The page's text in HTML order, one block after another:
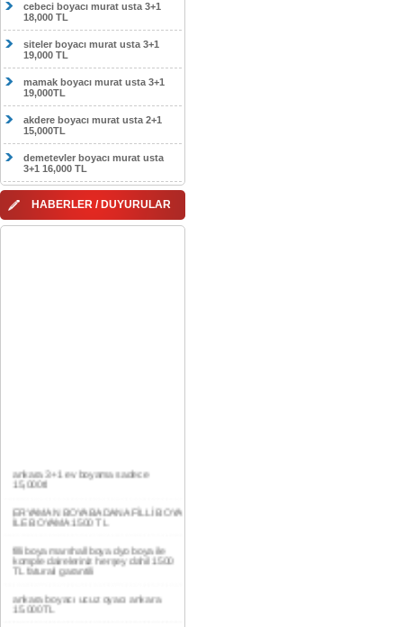
cebeci boyacı murat usta 3+1
18,000 TL
siteler boyacı murat usta 3+1
19,000 TL
mamak boyacı murat usta 3+1
19,000TL
akdere boyacı murat usta 2+1
15,000TL
demetevler boyacı murat usta
3+1 16,000 TL
HABERLER / DUYURULAR
ERYAMAN BOYA BADANA FİLLİ BOYA
İLE BOYAMA 1500 TL
filli boya marshall boya dyo boya ile
komple daireleriniz herşey dahil 1500
ankara boyacı ucuz oyacı ankara
15.000TL
YAŞAMKENT DAİRE BOYAMA 1000TL
EV,İŞYERİ BOYA BADANA USTASI